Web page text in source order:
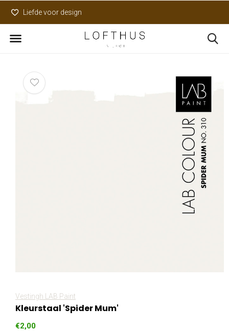
Liefde voor design
Vestingh LAB Paint
Kleurstaal 'Spider Mum'
€2,00